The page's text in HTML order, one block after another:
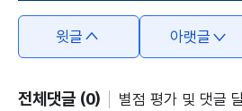
윗글 아랫글
전체댓글 (0)
별점 평가 및 댓글